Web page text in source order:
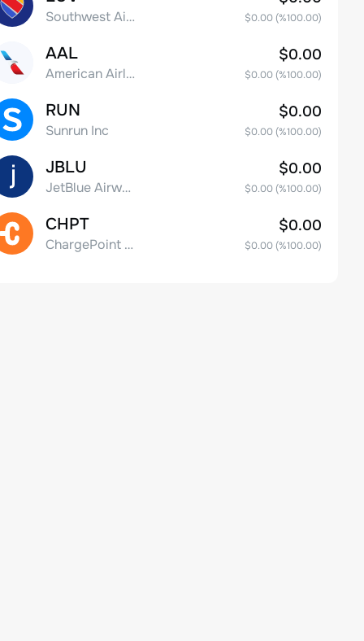
Southwest Airlines Co. $0.00(%100.00)
AAL
American Airlines Group Inc.
$0.00
$0.00(%100.00)
RUN
Sunrun Inc
$0.00
$0.00(%100.00)
JBLU
JetBlue Airways Corp
$0.00
$0.00(%100.00)
CHPT
ChargePoint Holdings, Inc.
$0.00
$0.00(%100.00)